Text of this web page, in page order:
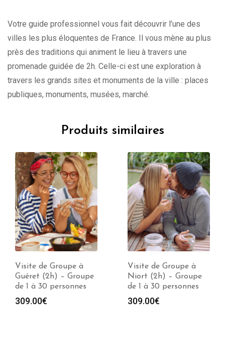
Votre guide professionnel vous fait découvrir l’une des
villes les plus éloquentes de France. Il vous mène au plus
près des traditions qui animent le lieu à travers une
promenade guidée de 2h. Celle-ci est une exploration à
travers les grands sites et monuments de la ville : places
publiques, monuments, musées, marché.
Produits similaires
Visite de Groupe à
Guéret (2h) – Groupe
de 1 à 30 personnes
309.00€
Visite de Groupe à
Niort (2h) – Groupe
de 1 à 30 personnes
309.00€